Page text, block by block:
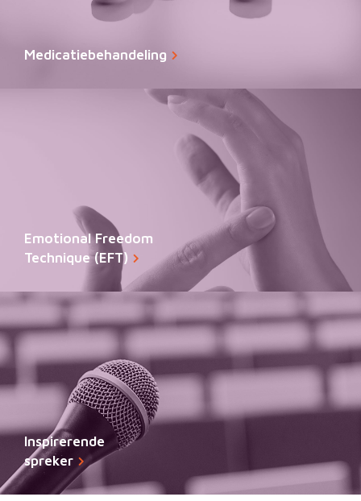
Medicatiebehandeling
Emotional Freedom
Technique (EFT)
Inspirerende
spreker